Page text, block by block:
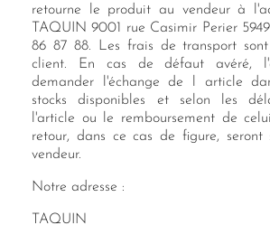
retourne le produit au vendeur à
TAQUIN 9001 rue Casimir Perier
86 87 88. Les frais de transport
client. En cas de défaut avéré,
demander l'échange de l article
stocks disponibles et selon les
l'article ou le remboursement de
retour, dans ce cas de figure, seront
vendeur.
Notre adresse :
TAQUIN